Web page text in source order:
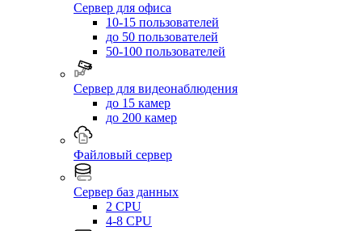
Сервер для офиса
10-15 пользователей
до 50 пользователей
50-100 пользователей
Сервер для видеонаблюдения
до 15 камер
до 200 камер
Файловый сервер
Сервер баз данных
2 CPU
4-8 CPU